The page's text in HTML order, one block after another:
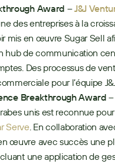
Award –J&J
des entreprises à la
mis en œuvre Sugar Sell
hub de communication
Des processus de
pour l’équipe
Breakthrough Award –
unis est reconnue
Serve. En collaboration
œuvre avec succès une
une application de